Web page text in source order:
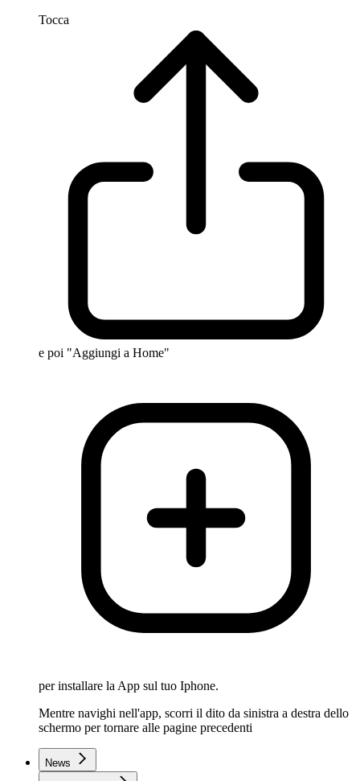
Tocca
e poi "Aggiungi a Home"
per installare la App sul tuo Iphone.
Mentre navighi nell'app, scorri il dito da sinistra a destra dello
schermo per tornare alle pagine precedenti
News